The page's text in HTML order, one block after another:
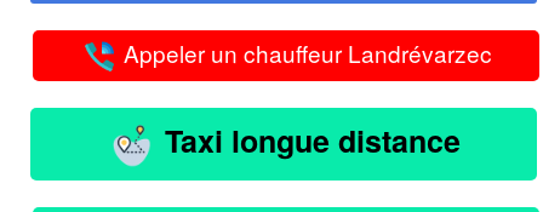
Appeler un chauffeur Landrévarzec
Taxi longue distance